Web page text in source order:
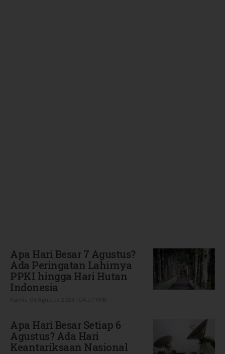
Apa Hari Besar 7 Agustus?
Ada Peringatan Lahirnya
PPKI hingga Hari Hutan
Indonesia
Apa Hari Besar Setiap 6
Agustus? Ada Hari
Keantariksaan Nasional